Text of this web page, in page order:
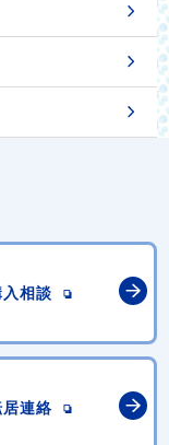
入相談
居連絡